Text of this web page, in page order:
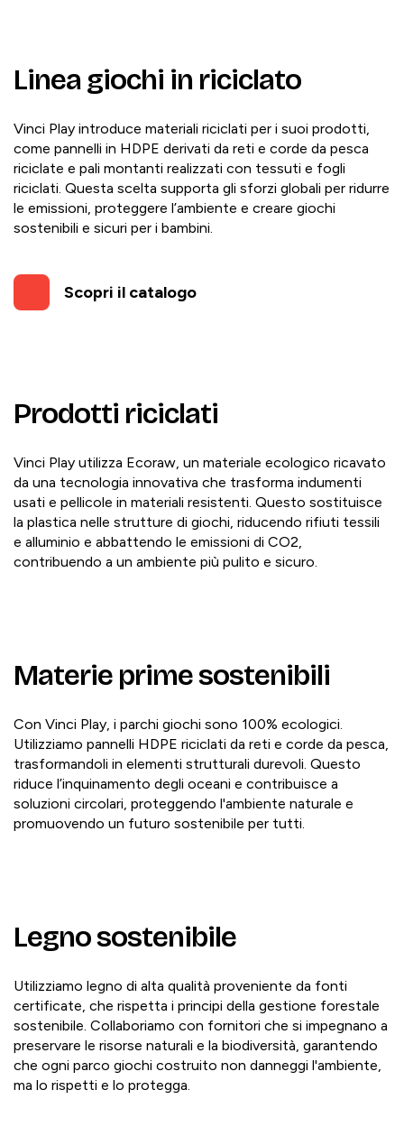
Linea giochi in riciclato
Vinci Play introduce materiali riciclati per i suoi prodotti,
come pannelli in HDPE derivati da reti e corde da pesca
riciclate e pali montanti realizzati con tessuti e fogli
riciclati. Questa scelta supporta gli sforzi globali per ridurre
le emissioni, proteggere l’ambiente e creare giochi
sostenibili e sicuri per i bambini.
Scopri il catalogo
Prodotti riciclati
Vinci Play utilizza Ecoraw, un materiale ecologico ricavato
da una tecnologia innovativa che trasforma indumenti
usati e pellicole in materiali resistenti. Questo sostituisce
la plastica nelle strutture di giochi, riducendo rifiuti tessili
e alluminio e abbattendo le emissioni di CO2,
contribuendo a un ambiente più pulito e sicuro.
Materie prime sostenibili
Con Vinci Play, i parchi giochi sono 100% ecologici.
Utilizziamo pannelli HDPE riciclati da reti e corde da pesca,
trasformandoli in elementi strutturali durevoli. Questo
riduce l’inquinamento degli oceani e contribuisce a
soluzioni circolari, proteggendo l'ambiente naturale e
promuovendo un futuro sostenibile per tutti.
Legno sostenibile
Utilizziamo legno di alta qualità proveniente da fonti
certificate, che rispetta i principi della gestione forestale
sostenibile. Collaboriamo con fornitori che si impegnano a
preservare le risorse naturali e la biodiversità, garantendo
che ogni parco giochi costruito non danneggi l'ambiente,
ma lo rispetti e lo protegga.